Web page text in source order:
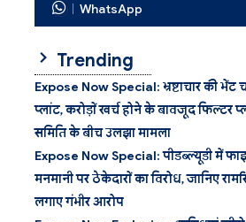
WhatsApp
Trending
Expose Now Special: भ्रष्टाचार की भेंट
प्लांट, करोड़ों खर्च होने के बावजूद फिल्टर
समिति के बीच उलझा मामला
Expose Now Special: पीडब्ल्यूडी में
मनमानी पर ठेकेदारों का विरोध, जानिए
लगाए गंभीर आरोप